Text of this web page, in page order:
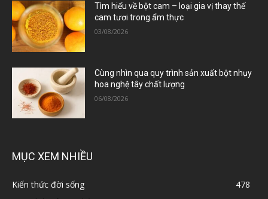
Tìm hiểu về bột cam – loại gia vị thay thế
cam tươi trong ẩm thực
03/08/2026
Cùng nhìn qua quy trình sản xuất bột nhụy
hoa nghệ tây chất lượng
06/08/2026
MỤC XEM NHIỀU
Kiến thức đời sống
478